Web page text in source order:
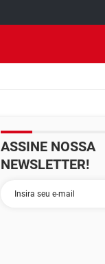
ASSINE NOSSA
NEWSLETTER!